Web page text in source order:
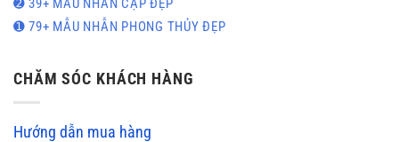
➋ 39+ MẪU NHẪN CẶP ĐẸP
➊ 79+ MẪU NHẪN PHONG THỦY ĐẸP
CHĂM SÓC KHÁCH HÀNG
Hướng dẫn mua hàng